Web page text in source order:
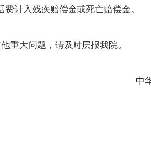
计入残疾赔偿金或死亡赔偿金。
大问题，请及时层报我院。
国最高
六月